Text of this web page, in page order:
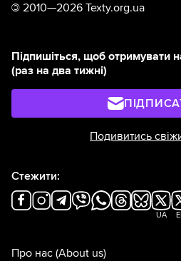
© 2010—2026 Texty.org.ua
Підпишіться, щоб отримувати
(раз на два тижні)
Подивитись
Стежити:
UA
Про нас (About us)